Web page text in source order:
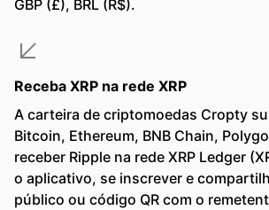
GBP (£), BRL (R$).
Receba XRP na rede XRP
A carteira de criptomoedas Cropty
Bitcoin, Ethereum, BNB Chain,
receber Ripple na rede XRP Ledger
o aplicativo, se inscrever e
público ou código QR com o